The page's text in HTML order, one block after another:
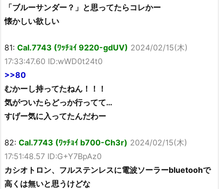
「ブルーサンダー？」と思ってたらコレかー
懐かしい欲しい
81: Cal.7743 (ﾜｯﾁｮｲ 9220-gdUV) 2024/02/15(木)
17:33:47.60 ID:wWD0t24t0
>>80
むかーし持ってたねん！！！
気がついたらどっか行ってて…
すげー気に入ってたんだわー
82: Cal.7743 (ﾜｯﾁｮｲ b700-Ch3r) 2024/02/15(木)
17:51:48.57 ID:G+Y7BpAz0
カシオトロン、フルステンレスに電波ソーラーbluetoohで
高くは無いと思うけどな